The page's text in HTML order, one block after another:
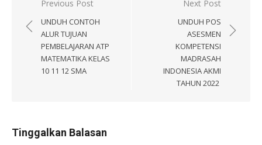
Navigasi
pos
Previous Post
UNDUH CONTOH
ALUR TUJUAN
PEMBELAJARAN ATP
MATEMATIKA KELAS
10 11 12 SMA
Next Post
UNDUH POS
ASESMEN
KOMPETENSI
MADRASAH
INDONESIA AKMI
TAHUN 2022
Tinggalkan Balasan